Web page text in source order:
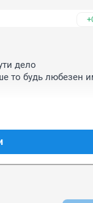
дело
то будь любезен